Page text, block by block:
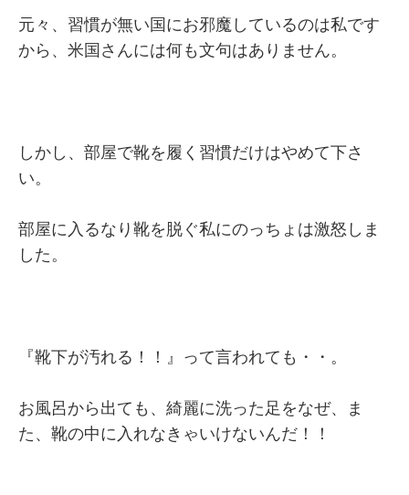
元々、習慣が無い国にお邪魔しているのは私です
から、米国さんには何も文句はありません。
しかし、部屋で靴を履く習慣だけはやめて下さ
い。
部屋に入るなり靴を脱ぐ私にのっちょは激怒しま
した。
『靴下が汚れる！！』って言われても・・。
お風呂から出ても、綺麗に洗った足をなぜ、ま
た、靴の中に入れなきゃいけないんだ！！